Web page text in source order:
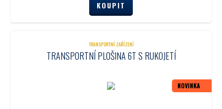
TRANSPORTNÍ ZAŘÍZENÍ
TRANSPORTNÍ PLOŠINA 6T S RUKOJETÍ
NOVINKA